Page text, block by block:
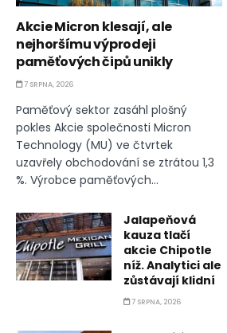
Akcie Micron klesají, ale
nejhoršímu výprodeji
paměťových čipů unikly
7 SRPNA, 2026
Paměťový sektor zasáhl plošný
pokles Akcie společnosti Micron
Technology (MU) ve čtvrtek
uzavřely obchodování se ztrátou 1,3
%. Výrobce paměťových...
Jalapeňová
kauza tlačí
akcie Chipotle
níž. Analytici ale
zůstávají klidní
7 SRPNA, 2026